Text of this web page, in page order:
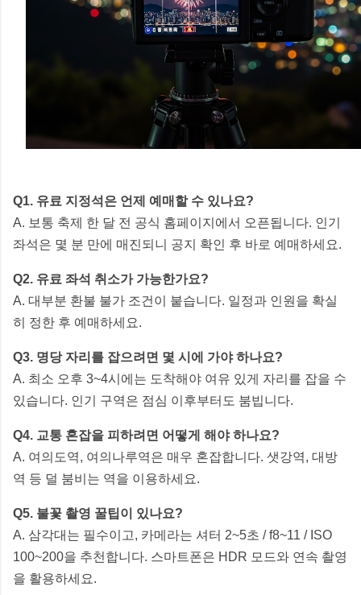
Q1. 유료 지정석은 언제 예매할 수 있나요?
A. 보통 축제 한 달 전 공식 홈페이지에서 오픈됩니다. 인기
좌석은 몇 분 만에 매진되니 공지 확인 후 바로 예매하세요.
Q2. 유료 좌석 취소가 가능한가요?
A. 대부분 환불 불가 조건이 붙습니다. 일정과 인원을 확실
히 정한 후 예매하세요.
Q3. 명당 자리를 잡으려면 몇 시에 가야 하나요?
A. 최소 오후 3~4시에는 도착해야 여유 있게 자리를 잡을 수
있습니다. 인기 구역은 점심 이후부터도 붐빕니다.
Q4. 교통 혼잡을 피하려면 어떻게 해야 하나요?
A. 여의도역, 여의나루역은 매우 혼잡합니다. 샛강역, 대방
역 등 덜 붐비는 역을 이용하세요.
Q5. 불꽃 촬영 꿀팁이 있나요?
A. 삼각대는 필수이고, 카메라는 셔터 2~5초 / f8~11 / ISO
100~200을 추천합니다. 스마트폰은 HDR 모드와 연속 촬영
을 활용하세요.